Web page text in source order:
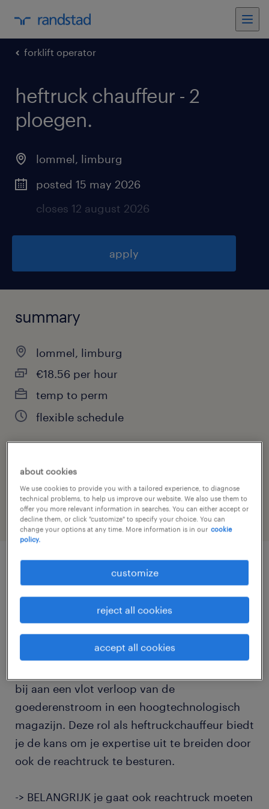
forklift operator
heftruck chauffeur - 2
ploegen.
lommel, limburg
posted 15 may 2026
closes 12 august 2026
apply
summary
lommel, limburg
€18.56 per hour
temp to perm
flexible schedule
job category
warehousing & distribution
job details
Je versterkt een toonaangevende
internationale logistieke speler die bekend
staat om zijn innovatieve aanpak en familiale
bij aan een vlot verloop van de
goederenstroom in een hoogtechnologisch
magazijn. Deze rol als heftruckchauffeur biedt
je de kans om je expertise uit te breiden door
ook de reachtruck te besturen.
-> BELANGRIJK je gaat ook reachtruck moeten
about cookies
We use cookies to provide you with a tailored experience, to diagnose
technical problems, to help us improve our website. We also use them to
offer you more relevant information in searches. You can either accept or
decline them, or click "customize" to specify your choice. You can
change your options at any time. More information is in our cookie
policy.
customize
reject all cookies
accept all cookies